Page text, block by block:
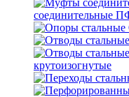
соединительные
крутоизогнутые